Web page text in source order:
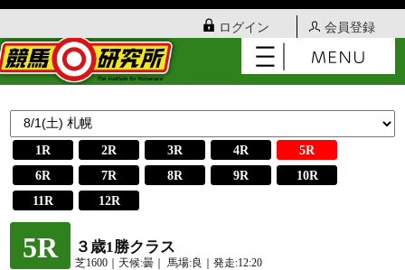
ログイン 会員登録
1R 2R 3R 4R
5R
6R
7R 8R 9R
10R
11R
12R
5R ３歳1勝クラス
芝1600｜天候:曇｜ 馬場:良｜発走:12:20